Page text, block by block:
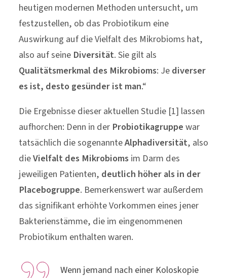
heutigen modernen Methoden untersucht, um
festzustellen, ob das Probiotikum eine
Auswirkung auf die Vielfalt des Mikrobioms hat,
also auf seine Diversität. Sie gilt als
Qualitätsmerkmal des Mikrobioms: Jediverser
es ist, desto gesünder ist man.“
Die Ergebnisse dieser aktuellen Studie [1] lassen
aufhorchen: Denn in der Probiotikagruppewar
tatsächlich die sogenannteAlphadiversität, also
dieVielfalt des Mikrobioms im Darm des
jeweiligen Patienten, deutlich höher als in der
Placebogruppe. Bemerkenswert war außerdem
das signifikant erhöhte Vorkommen eines jener
Bakterienstämme, die im eingenommenen
Probiotikum enthalten waren.
Wenn jemand nach einer Koloskopie